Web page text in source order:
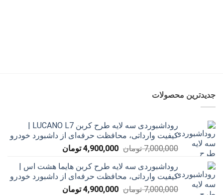
جدیدترین محصولات
روداشبوردی سه‌ لایه طرح کربن LUCANO L7 |
کیفیت وارداتی، محافظت حرفه‌ای از داشبورد خودرو
7,000,000 تومان قیمت
7,000,000 تومان
بود.
4,900,000 تومانقیمت
4,900,000 تومان
است.
روداشبوردی سه‌ لایه طرح کربن هایما هشت اس |
کیفیت وارداتی، محافظت حرفه‌ای از داشبورد خودرو
7,000,000 تومان قیمت
4,900,000 تومانقیمت